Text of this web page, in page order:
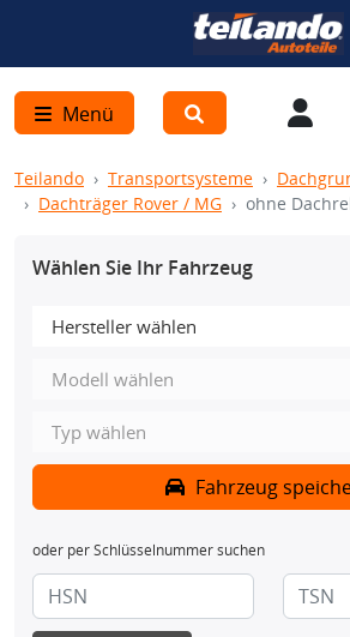
Menü
Teilando Transportsysteme
Dachträger Rover / MG
ohne
Wählen Sie Ihr Fahrzeug
Fahrzeug
oder per Schlüsselnummer suchen